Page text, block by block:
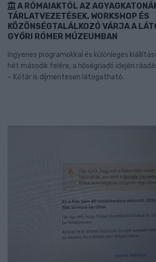
A RÓMAIAKTÓL AZ
TÁRLATVEZETÉSEK, WORKSHOP ÉS
KÖZÖNSÉGTALÁLKOZÓ VÁRJA A
GYŐRI RÓMER MÚZEUMBAN
Ingyenes programokkal és különleges
hét második felére, a hőségriadó idején
– Kőtár is díjmentesen látogatható.